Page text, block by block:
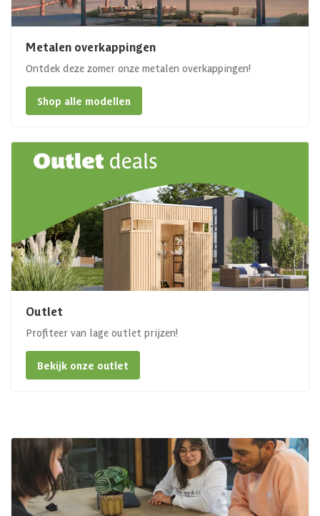
Metalen overkappingen
Ontdek deze zomer onze metalen overkappingen!
Shop alle modellen
Outlet
Profiteer van lage outlet prijzen!
Bekijk onze outlet